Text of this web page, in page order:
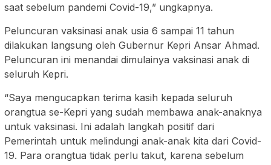
saat sebelum pandemi Covid-19,” ungkapnya.
Peluncuran vaksinasi anak usia 6 sampai 11 tahun
dilakukan langsung oleh Gubernur Kepri Ansar Ahmad.
Peluncuran ini menandai dimulainya vaksinasi anak di
seluruh Kepri.
“Saya mengucapkan terima kasih kepada seluruh
orangtua se-Kepri yang sudah membawa anak-anaknya
untuk vaksinasi. Ini adalah langkah positif dari
Pemerintah untuk melindungi anak-anak kita dari Covid-
19. Para orangtua tidak perlu takut, karena sebelum